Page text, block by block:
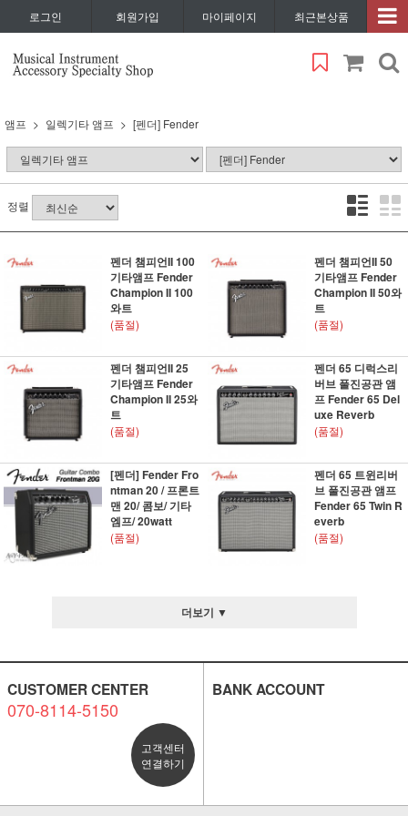
로그인 회원가입 마이페이지 최근본상품
앰프 일렉기타 앰프 [펜더] Fender
정렬
펜더 챔피언II 100
기타앰프 Fender
Champion II 100
와트
(품절)
펜더 챔피언II 50
기타앰프 Fender
Champion II 50와
트
(품절)
펜더 챔피언II 25
기타앰프 Fender
Champion II 25와
트
(품절)
펜더 65 디럭스리
버브 풀진공관 앰
프 Fender 65 Del
uxe Reverb
(품절)
[펜더] Fender Fro
ntman 20 / 프론트
맨 20/ 콤보/ 기타
엠프/ 20watt
(품절)
펜더 65 트윈리버
브 풀진공관 앰프
Fender 65 Twin R
everb
(품절)
더보기 ▼
CUSTOMER CENTER
070-8114-5150
고객센터
연결하기
BANK ACCOUNT